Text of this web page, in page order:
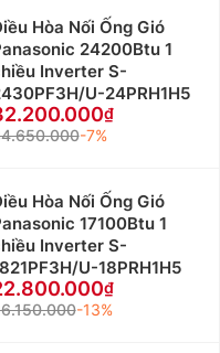
Hòa Nối Ống Gió
24200Btu 1
Inverter S-
U-24PRH1H5
-7%
Hòa Nối Ống Gió
17100Btu 1
Inverter S-
U-18PRH1H5
-13%